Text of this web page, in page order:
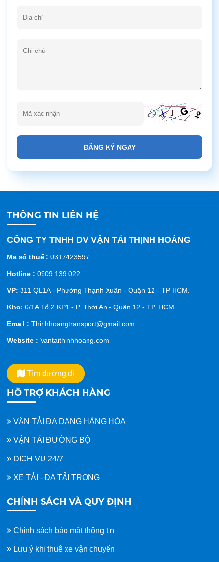
ĐĂNG KÝ NGAY
THÔNG TIN LIÊN HỆ
CÔNG TY TNHH DV VẬN TẢI THỊNH HOÀNG
Mã số thuế :0317423597
Hotline : 0909 139 022
VP: 311 QL1A - Phường Thạnh Xuân - Quận 12 - TP HCM.
Kho: 6/1A Tổ 2 KP1 - P. Thới An - Quận 12 - TP. HCM.
Email : Thinhhoangtransport@gmail.com
Website : Vantaithinhhoang.com
Tìm đường đi
HỖ TRỢ KHÁCH HÀNG
VẬN TẢI ĐA DẠNG HÀNG HÓA
VẬN TẢI ĐƯỜNG BỘ
DỊCH VỤ 24/7
XE TẢI - ĐA TẢI TRỌNG
CHÍNH SÁCH VÀ QUY ĐỊNH
Chính sách bảo mật thông tin
Lưu ý khi thuê xe vận chuyển